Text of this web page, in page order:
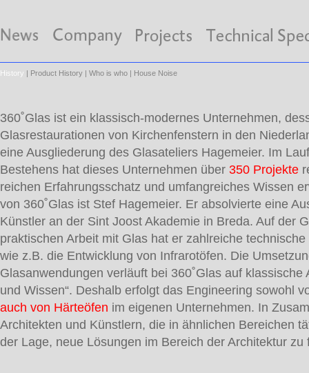
History | Product History | Who is who | House Noise
360˚Glas ist ein klassisch-modernes Unternehmen,
Glasrestaurationen von Kirchenfenstern in den
eine Ausgliederung des Glasateliers Hagemeier. Im
Bestehens hat dieses Unternehmen über 350 Projekte
reichen Erfahrungsschatz und umfangreiches Wissen
von 360˚Glas ist Stef Hagemeier. Er absolvierte eine
Künstler an der Sint Joost Akademie in Breda. Auf der
praktischen Arbeit mit Glas hat er zahlreiche
wie z.B. die Entwicklung von Infrarotöfen. Die
Glasanwendungen verläuft bei 360˚Glas auf klassische
und Wissen“. Deshalb erfolgt das Engineering sowohl
auch von Härteöfen im eigenen Unternehmen. In
Architekten und Künstlern, die in ähnlichen Bereichen
der Lage, neue Lösungen im Bereich der Architektur zu